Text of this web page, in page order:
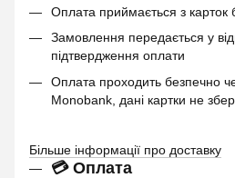
Оплата приймається з карток
Замовлення передається у
підтвердження оплати
Оплата проходить безпечно
Monobank, дані картки не
Більше інформації про доставку
💳 Оплата